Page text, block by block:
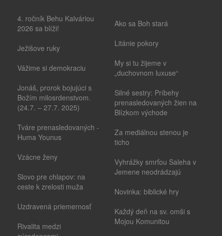
4. ročník Behu Kalváriou
2026 sa blíži!
Ježišove ruky
Vážime si demokraciu
Jonáš, prorok bojujúci s
Božím milosrdenstvom.
(24.7. – 27.7. 2025)
Tváre prenasledovaných -
Huma Younus
Vzácne ženy
Slovo pre chlapov: na
ceste k zrelosti muža
Uzdravená priemernosť
Rivalita medzi
Ako sa Boh stará
Litánie pokory
My si tu žijeme v
„duchovnom luxuse“
Silné sestry: Príbehy
prenasledovaných žien na
Blízkom východe
Za mediálnou stenou je
ticho
Vyhrážky smrťou Saleha v
Jemene neodrádzajú
Novinka: biblické hry
Každý deň na sv. omši s
Mojou Komunitou